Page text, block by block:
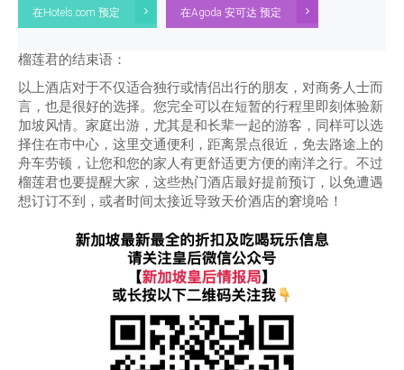
在Hotels.com 预定 在Agoda 安可达 预定
榴莲君的结束语：
以上酒店对于不仅适合独行或情侣出行的朋友，对商务人士而
言，也是很好的选择。您完全可以在短暂的行程里即刻体验新
加坡风情。家庭出游，尤其是和长辈一起的游客，同样可以选
择住在市中心，这里交通便利，距离景点很近，免去路途上的
舟车劳顿，让您和您的家人有更舒适更方便的南洋之行。不过
榴莲君也要提醒大家，这些热门酒店最好提前预订，以免遭遇
想订订不到，或者时间太接近导致天价酒店的窘境哈！